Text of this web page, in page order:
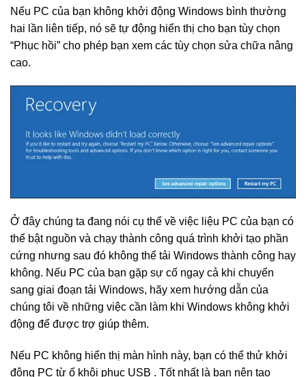
Nếu PC của bạn không khởi động Windows bình thường
hai lần liên tiếp, nó sẽ tự động hiển thị cho bạn tùy chọn
“Phục hồi” cho phép bạn xem các tùy chọn sửa chữa nâng
cao.
Ở đây chúng ta đang nói cụ thể về việc liệu PC của bạn có
thể bật nguồn và chạy thành công quá trình khởi tạo phần
cứng nhưng sau đó không thể tải Windows thành công hay
không. Nếu PC của bạn gặp sự cố ngay cả khi chuyển
sang giai đoạn tải Windows, hãy xem hướng dẫn của
chúng tôi về những việc cần làm khi Windows không khởi
động để được trợ giúp thêm.
Nếu PC không hiển thị màn hình này, bạn có thể thử khởi
động PC từ ổ khôi phục USB . Tốt nhất là bạn nên tạo